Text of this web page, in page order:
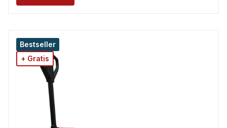
Bestseller
+ Gratis